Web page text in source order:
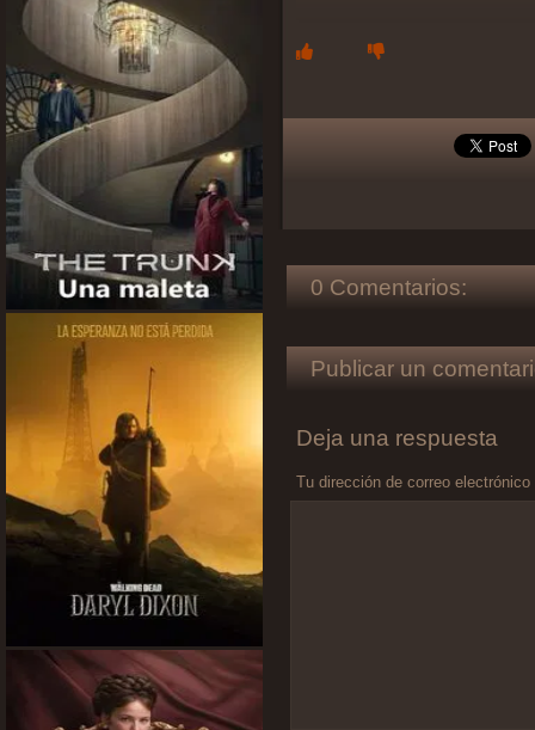
0 Comentarios:
Publicar un
Deja una respuesta
Tu dirección de correo